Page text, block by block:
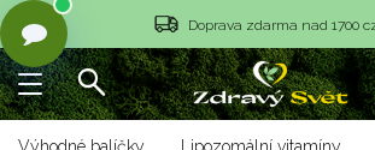
Doprava zdarma nad 1700
Vrácení objednávky do 14
Rychlé dodání <36 hodin